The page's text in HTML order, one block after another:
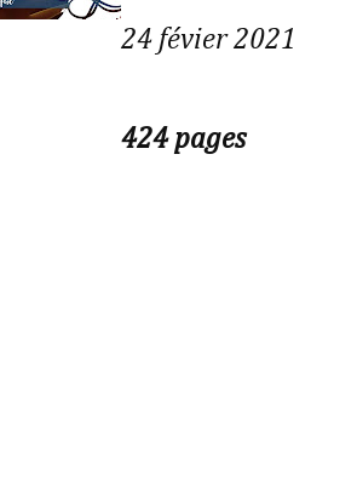
24 févier 2021
424 pages